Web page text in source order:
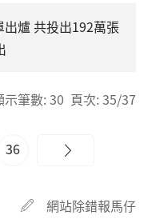
出爐 共投出192萬張
示筆數: 30 頁次: 35/37
36
網站除錯報馬仔